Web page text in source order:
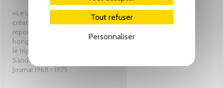
Tout refuser
Personnaliser
«Le Livre de Jonas » de Mihály Babits, cette
création admirable de la littérature mondiale, se
repose dans le récipient mystérieux de la langue
hongroise et attend l’heure du découvert, comme
le triple cercueil d’Attila dans le sable de Danube.
Sándor Márai
Journal 1968 - 1975